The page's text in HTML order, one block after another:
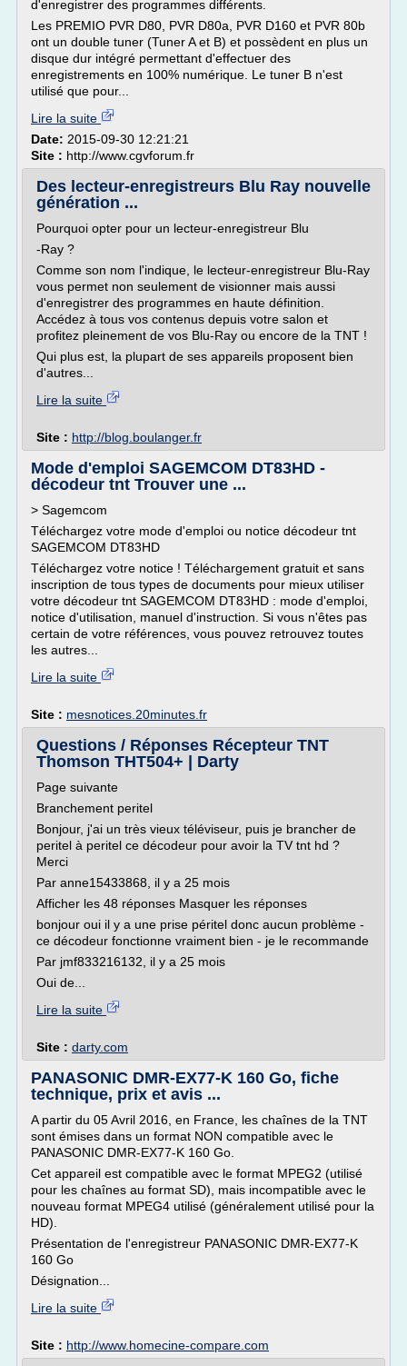
d'enregistrer des programmes différents.
Les PREMIO PVR D80, PVR D80a, PVR D160 et PVR 80b
ont un double tuner (Tuner A et B) et possèdent en plus un
disque dur intégré permettant d'effectuer des
enregistrements en 100% numérique. Le tuner B n'est
utilisé que pour...
Lire la suite
Date: 2015-09-30 12:21:21
Site : http://www.cgvforum.fr
Des lecteur-enregistreurs Blu Ray nouvelle
génération ...
Pourquoi opter pour un lecteur-enregistreur Blu
-Ray ?
Comme son nom l'indique, le lecteur-enregistreur Blu-Ray
vous permet non seulement de visionner mais aussi
d'enregistrer des programmes en haute définition.
Accédez à tous vos contenus depuis votre salon et
profitez pleinement de vos Blu-Ray ou encore de la TNT !
Qui plus est, la plupart de ses appareils proposent bien
d'autres...
Lire la suite
Site : http://blog.boulanger.fr
Mode d'emploi SAGEMCOM DT83HD -
décodeur tnt Trouver une ...
> Sagemcom
Téléchargez votre mode d'emploi ou notice décodeur tnt
SAGEMCOM DT83HD
Téléchargez votre notice ! Téléchargement gratuit et sans
inscription de tous types de documents pour mieux utiliser
votre décodeur tnt SAGEMCOM DT83HD : mode d'emploi,
notice d'utilisation, manuel d'instruction. Si vous n'êtes pas
certain de votre références, vous pouvez retrouvez toutes
les autres...
Lire la suite
Site : mesnotices.20minutes.fr
Questions / Réponses Récepteur TNT
Thomson THT504+ | Darty
Page suivante
Branchement peritel
Bonjour, j'ai un très vieux téléviseur, puis je brancher de
peritel à peritel ce décodeur pour avoir la TV tnt hd ?
Merci
Par anne15433868, il y a 25 mois
Afficher les 48 réponses Masquer les réponses
bonjour oui il y a une prise péritel donc aucun problème -
ce décodeur fonctionne vraiment bien - je le recommande
Par jmf833216132, il y a 25 mois
Oui de...
Lire la suite
Site : darty.com
PANASONIC DMR-EX77-K 160 Go, fiche
technique, prix et avis ...
A partir du 05 Avril 2016, en France, les chaînes de la TNT
sont émises dans un format NON compatible avec le
PANASONIC DMR-EX77-K 160 Go.
Cet appareil est compatible avec le format MPEG2 (utilisé
pour les chaînes au format SD), mais incompatible avec le
nouveau format MPEG4 utilisé (généralement utilisé pour la
HD).
Présentation de l'enregistreur PANASONIC DMR-EX77-K
160 Go
Désignation...
Lire la suite
Site : http://www.homecine-compare.com